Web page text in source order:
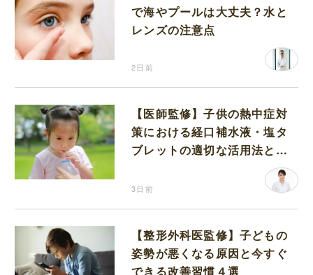
で海やプールは大丈夫？水と
レンズの注意点
2日前
【医師監修】子供の熱中症対
策における経口補水液・塩タ
ブレットの適切な活用法と水
3日前
【整形外科医監修】子どもの
姿勢が悪くなる原因と今すぐ
できる改善習慣４選